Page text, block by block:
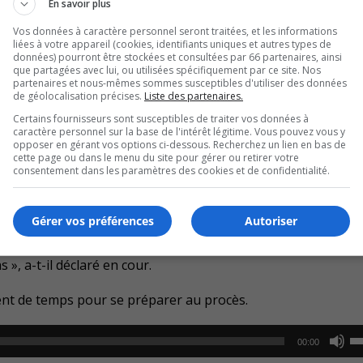
son «plan d’intervention de chasse contrôlée».
croit que même si la Cour d’appel lève
le rapport d’un biologiste américain qui dit que les
dans cette cause.
Tribunal.
discréditer les observations du scientifique.
», a-t-il déclaré en cour.
de temps pour se préparer au procès.
00:00
En savoir plus
Vos données à caractère personnel seront traitées, et les informations
liées à votre appareil (cookies, identifiants uniques et autres types de
données) pourront être stockées et consultées par 66 partenaires, ainsi
que partagées avec lui, ou utilisées spécifiquement par ce site. Nos
partenaires et nous-mêmes sommes susceptibles d'utiliser des données
de géolocalisation précises. Liste des partenaires.
Certains fournisseurs sont susceptibles de traiter vos données à
caractère personnel sur la base de l'intérêt légitime. Vous pouvez vous y
opposer en gérant vos options ci-dessous. Recherchez un lien en bas de
cette page ou dans le menu du site pour gérer ou retirer votre
consentement dans les paramètres des cookies et de confidentialité.
Autoriser
Gérer vos préférences